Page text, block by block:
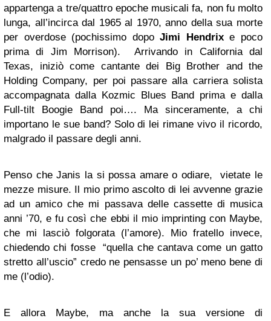
appartenga a tre/quattro epoche musicali fa, non fu molto
lunga, all’incirca dal 1965 al 1970, anno della sua morte
per overdose (pochissimo dopoJimi Hendrixe poco
prima di Jim Morrison). Arrivando in California dal
Texas, iniziò come cantante dei Big Brother and the
Holding Company, per poi passare alla carriera solista
accompagnata dalla Kozmic Blues Band prima e dalla
Full-tilt Boogie Band poi…. Ma sinceramente, a chi
importano le sue band? Solo di lei rimane vivo il ricordo,
malgrado il passare degli anni.
Penso che Janis la si possa amare o odiare, vietate le
mezze misure. Il mio primo ascolto di lei avvenne grazie
ad un amico che mi passava delle cassette di musica
anni ’70, e fu così che ebbi il mio imprinting con Maybe,
che mi lasciò folgorata (l’amore). Mio fratello invece,
chiedendo chi fosse “quella che cantava come un gatto
stretto all’uscio” credo ne pensasse un po’ meno bene di
me (l’odio).
E allora Maybe, ma anche la sua versione di